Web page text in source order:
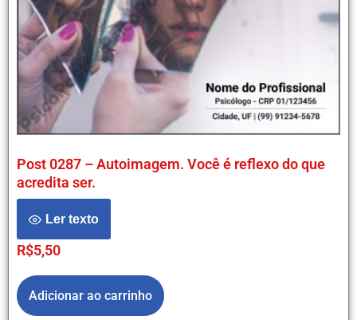
Post 0287 – Autoimagem. Você é reflexo do que
acredita ser.
Ler texto
R$5,50
Adicionar ao carrinho